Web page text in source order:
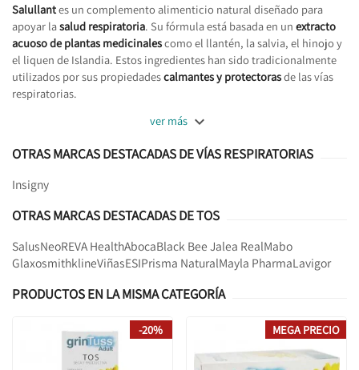
Salullantes un complemento alimenticio natural diseñado para
apoyar lasalud respiratoria. Su fórmula está basada en un extracto
acuoso de plantas medicinalescomo el llantén, la salvia, el hinojo y
el liquen de Islandia. Estos ingredientes han sido tradicionalmente
utilizados por sus propiedadescalmantes y protectorasde las vías
respiratorias.
ver más 
OTRAS MARCAS DESTACADAS DE VÍAS RESPIRATORIAS
Insigny
OTRAS MARCAS DESTACADAS DE TOS
SalusNeoREVA HealthAbocaBlack Bee Jalea RealMabo
GlaxosmithklineViñasESIPrisma NaturalMayla PharmaLavigor
PRODUCTOS EN LA MISMA CATEGORÍA
-20% MEGA PRECIO